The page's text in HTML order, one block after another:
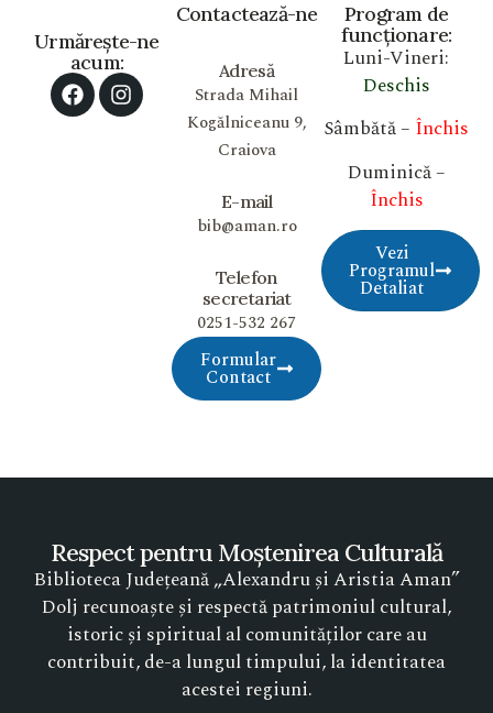
Program de
funcționare:
Luni-Vineri:
Deschis
Sâmbătă – Închis
Duminică –
Închis
Vezi
Programul
Detaliat
Contactează-ne
Adresă
Strada Mihail
Kogălniceanu 9,
Craiova
E-mail
bib@aman.ro
Telefon
secretariat
0251-532 267
Formular
Contact
Urmărește-ne
acum:
Respect pentru Moștenirea Culturală
Biblioteca Județeană „Alexandru și Aristia Aman”
Dolj recunoaște și respectă patrimoniul cultural,
istoric și spiritual al comunităților care au
contribuit, de-a lungul timpului, la identitatea
acestei regiuni.